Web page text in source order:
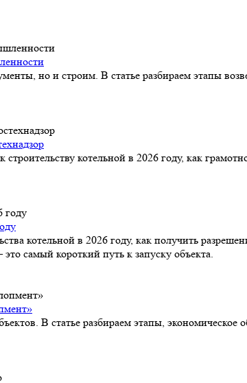
но и строим. В статье разбираем этапы
котельной в 2026 году, как
котельной в 2026 году, как получить
самый короткий путь к запуску объекта.
В статье разбираем этапы, экономическое